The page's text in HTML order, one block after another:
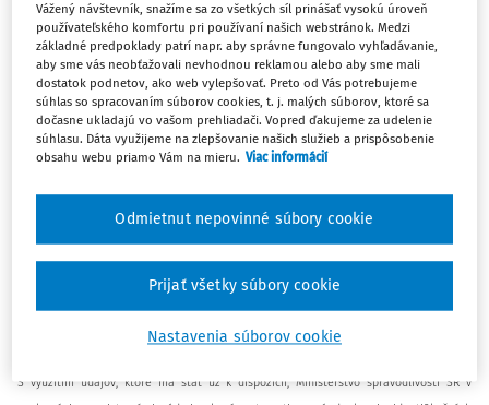
obchodnom registri povinné najneskôr do 30. septembra 2022 doplniť identifikačné
údaje o všetkých osobách vystupujúcich v obchodnom registri v určitom právnom
postavení, napr. ako spoločníci, či prokuristi.
Povinnosť si môžu osoby splniť najmä pri zápise iných zmien, pričom jeden návrh
zmien sa spoplatňuje len 1-krát.
Vzhľadom na to, že môžu existovať aj podnikatelia, ktorí do 30. septembra 2022
nebudú robiť žiadnu inú zmenu zápisu alebo si chcú túto povinnosť splniť samostatne
týchto údajov, boli od platenia poplatku oslobodení úplne. Takto sme to navrhli aj v
ktorá je aktuálne v medzirezortnom pripomienkovom konaní.
S využitím údajov, ktoré má štát už k dispozícii, Ministerstvo spravodlivosti SR v
Vážený návštevník, snažíme sa zo všetkých síl prinášať vysokú úroveň
používateľského komfortu pri používaní našich webstránok. Medzi
základné predpoklady patrí napr. aby správne fungovalo vyhľadávanie,
aby sme vás neobťažovali nevhodnou reklamou alebo aby sme mali
dostatok podnetov, ako web vylepšovať. Preto od Vás potrebujeme
súhlas so spracovaním súborov cookies, t. j. malých súborov, ktoré sa
dočasne ukladajú vo vašom prehliadači. Vopred ďakujeme za udelenie
súhlasu. Dáta využijeme na zlepšovanie našich služieb a prispôsobenie
obsahu webu priamo Vám na mieru. Viac informácií
Nastavenia súborov cookie
Odmietnut nepovinné súbory cookie
Prijať všetky súbory cookie